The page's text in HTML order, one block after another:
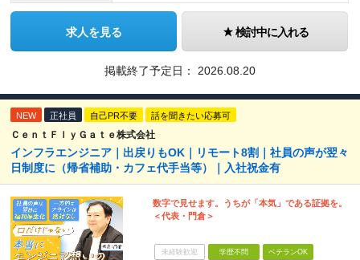
求人を見る 検討中に入れる
掲載終了予定日： 2026.08.20
NEW 正社員 自己PR不要 話を聞きたい応募可
ＣｅｎｔＦｌｙＧａｔｅ株式会社
インフラエンジニア｜出戻りもOK｜リモート8割｜社員の声が翌々
日制度に（帰省補助・カフェ代手当等）｜入社祝金有
数字で見せます。うちが「本気」である証拠を。
＜代表・門倉＞
未経験歓迎 学歴不問 ベテランOK